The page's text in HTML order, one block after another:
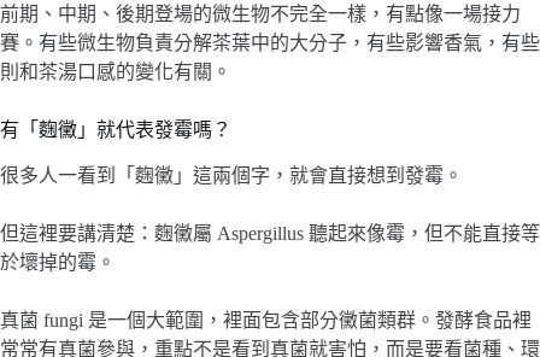
前期、中期、後期登場的微生物不完全一樣，有點像一場接力
賽。有些微生物負責分解茶葉中的大分子，有些影響香氣，有些
則和茶湯口感的變化有關。
有「麴黴」就代表發霉嗎？
很多人一看到「麴黴」這兩個字，就會直接想到發霉。
但這裡要講清楚：麴黴屬 Aspergillus 聽起來像霉，但不能直接等
於壞掉的霉。
真菌 fungi 是一個大範圍，裡面包含部分黴菌類群。發酵食品裡
常常有真菌參與，重點不是看到真菌就害怕，而是要看菌種、環